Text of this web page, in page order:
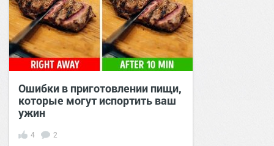
Ошибки в приготовлении пищи,
которые могут испортить ваш
ужин
4 2